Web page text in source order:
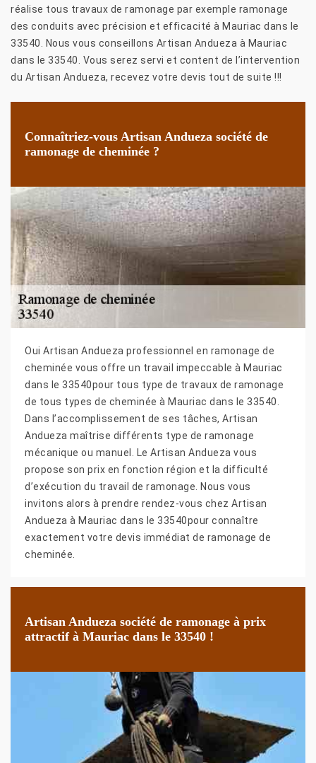
réalise tous travaux de ramonage par exemple ramonage
des conduits avec précision et efficacité à Mauriac dans le
33540. Nous vous conseillons Artisan Andueza à Mauriac
dans le 33540. Vous serez servi et content de l’intervention
du Artisan Andueza, recevez votre devis tout de suite !!!
Connaîtriez-vous Artisan Andueza société de
ramonage de cheminée ?
Oui Artisan Andueza professionnel en ramonage de
cheminée vous offre un travail impeccable à Mauriac
dans le 33540pour tous type de travaux de ramonage
de tous types de cheminée à Mauriac dans le 33540.
Dans l’accomplissement de ses tâches, Artisan
Andueza maîtrise différents type de ramonage
mécanique ou manuel. Le Artisan Andueza vous
propose son prix en fonction région et la difficulté
d’exécution du travail de ramonage. Nous vous
invitons alors à prendre rendez-vous chez Artisan
Andueza à Mauriac dans le 33540pour connaître
exactement votre devis immédiat de ramonage de
cheminée.
Artisan Andueza société de ramonage à prix
attractif à Mauriac dans le 33540 !